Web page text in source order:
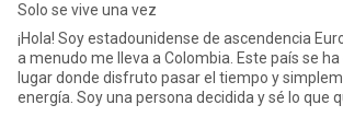
Solo se vive una vez
¡Hola! Soy estadounidense de ascendencia
a menudo me lleva a Colombia. Este país se
lugar donde disfruto pasar el tiempo y
energía. Soy una persona decidida y sé lo que